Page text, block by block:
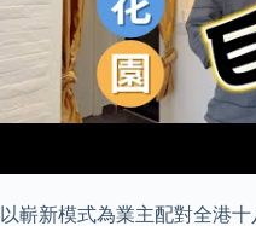
以嶄新模式為業主配對全港